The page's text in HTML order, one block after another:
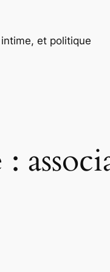
et politique
: